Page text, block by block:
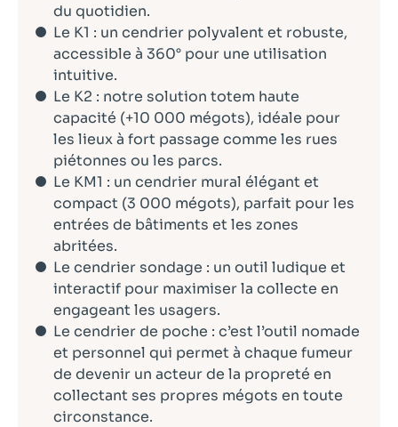
du quotidien.
Le K1 : un cendrier polyvalent et robuste,
accessible à 360° pour une utilisation
intuitive.
Le K2 : notre solution totem haute
capacité (+10 000 mégots), idéale pour
les lieux à fort passage comme les rues
piétonnes ou les parcs.
Le KM1 : un cendrier mural élégant et
compact (3 000 mégots), parfait pour les
entrées de bâtiments et les zones
abritées.
Le cendrier sondage : un outil ludique et
interactif pour maximiser la collecte en
engageant les usagers.
Le cendrier de poche : c’est l’outil nomade
et personnel qui permet à chaque fumeur
de devenir un acteur de la propreté en
collectant ses propres mégots en toute
circonstance.